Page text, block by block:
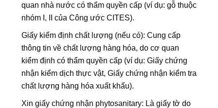
quan nhà nước có thẩm quyền cấp (ví dụ: gỗ thuộc
nhóm I, II của Công ước CITES).
Giấy kiểm định chất lượng (nếu có): Cung cấp
thông tin về chất lượng hàng hóa, do cơ quan
kiểm định có thẩm quyền cấp (ví dụ: Giấy chứng
nhận kiểm dịch thực vật, Giấy chứng nhận kiểm tra
chất lượng hàng hóa xuất khẩu).
Xin giấy chứng nhận phytosanitary: Là giấy tờ do